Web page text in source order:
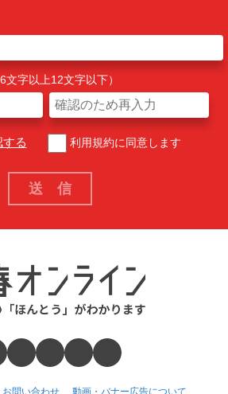
字以上12文字以下）
る 利用規約に同意します
お問い合わせ 動画・バナー広告について